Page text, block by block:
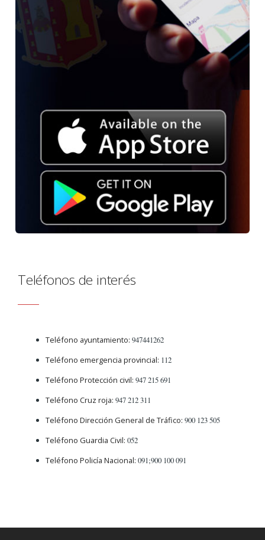
Teléfonos de interés
Teléfono ayuntamiento: 947441262
Teléfono emergencia provincial: 112
Teléfono Protección civil: 947 215 691
Teléfono Cruz roja: 947 212 311
Teléfono Dirección General de Tráfico: 900 123 505
Teléfono Guardia Civil: 052
Teléfono Policía Nacional: 091;900 100 091